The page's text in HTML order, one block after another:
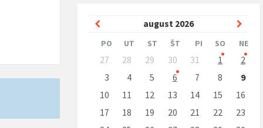
august 2026
Predchádzajúci
mesiac
PO UT ST ŠT PI SO NE
Preskočit
kalendárne
27 28 29 30 31 1
2
3
4 5 6 7 8
9
10
11 12 13 14 15
16
17
18 19 20 21 22
23